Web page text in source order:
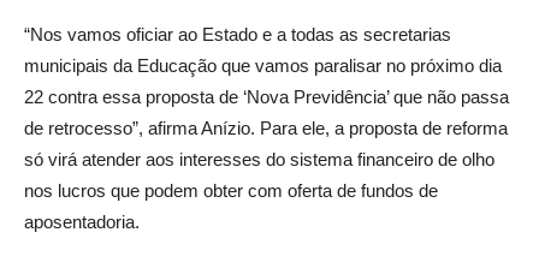
“Nos vamos oficiar ao Estado e a todas as secretarias
municipais da Educação que vamos paralisar no próximo dia
22 contra essa proposta de ‘Nova Previdência’ que não passa
de retrocesso”, afirma Anízio. Para ele, a proposta de reforma
só virá atender aos interesses do sistema financeiro de olho
nos lucros que podem obter com oferta de fundos de
aposentadoria.